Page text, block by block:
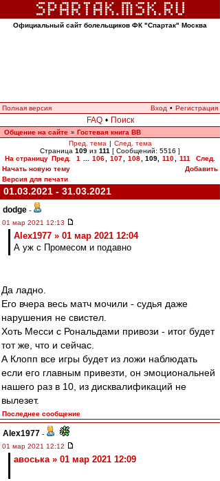
Официальный сайт болельщиков ФК "Спартак" Москва
Полная версия Вход • Регистрация
FAQ • Поиск
Общение на сайте » Гостевая книга ВВ
Пред. тема | След. тема
Страница 109 из 111 [ Сообщений: 5516 ]
На страницу Пред. 1 106 107 108 109 110 111
След.
Начать новую тему
Добавить
Версия для печати
01.03.2021 - 31.03.2021
dodge -
01 мар 2021 12:13
Alex1977 » 01 мар 2021 12:04
А уж с Промесом и подавно
Да ладно.
Его вчера весь матч мочили - судья даже
нарушения не свистел.
Хоть Месси с Рональдами привози - итог будет
тот же, что и сейчас.
А Клопп все игры будет из ложи наблюдать
если его главным привезти, он эмоциональней
нашего раз в 10, из дисквалификаций не
вылезет.
Последнее сообщение
Alex1977 -
01 мар 2021 12:12
авоська » 01 мар 2021 12:09